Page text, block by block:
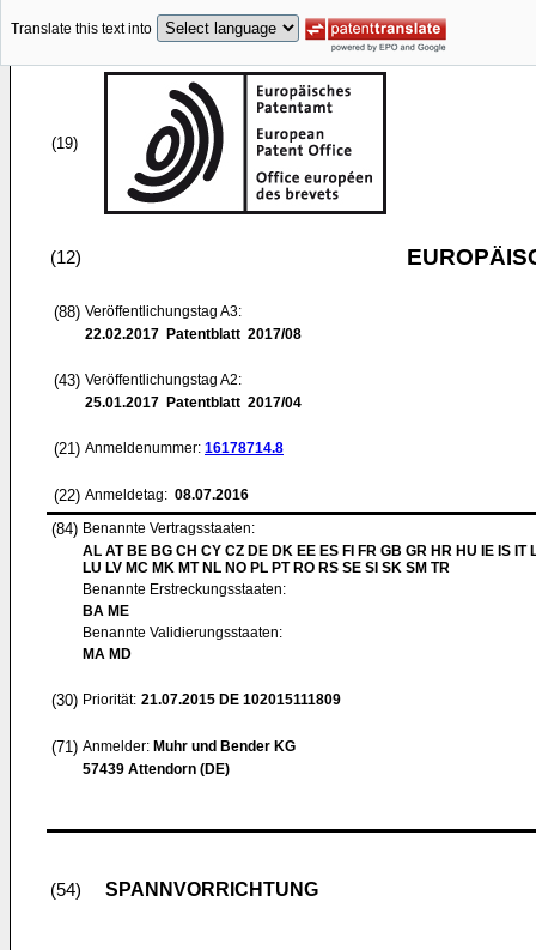
Translate this text into
(19)
(12)
(88) Veröffentlichungstag A3:
22.02.2017 Patentblatt 2017/08
(43) Veröffentlichungstag A2:
25.01.2017 Patentblatt 2017/04
(21) Anmeldenummer: 16178714.8
(22) Anmeldetag: 08.07.2016
(84) Benannte Vertragsstaaten:
AL AT BE BG CH CY CZ DE DK EE ES FI FR GB GR HR HU IE IS IT
LU LV MC MK MT NL NO PL PT RO RS SE SI SK SM TR
Benannte Erstreckungsstaaten:
BA ME
Benannte Validierungsstaaten:
MA MD
(30) Priorität: 21.07.2015 DE 102015111809
(71) Anmelder: Muhr und Bender KG
57439 Attendorn (DE)
(54) SPANNVORRICHTUNG